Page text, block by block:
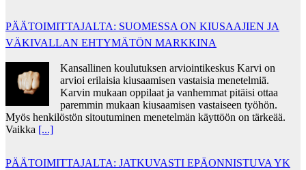
PÄÄTOIMITTAJALTA: SUOMESSA ON KIUSAAJIEN JA
VÄKIVALLAN EHTYMÄTÖN MARKKINA
Kansallinen koulutuksen arviointikeskus Karvi on
arvioi erilaisia kiusaamisen vastaisia menetelmiä.
Karvin mukaan oppilaat ja vanhemmat pitäisi ottaa
paremmin mukaan kiusaamisen vastaiseen työhön.
Myös henkilöstön sitoutuminen menetelmän käyttöön on tärkeää.
Vaikka [...]
PÄÄTOIMITTAJALTA: JATKUVASTI EPÄONNISTUVA YK